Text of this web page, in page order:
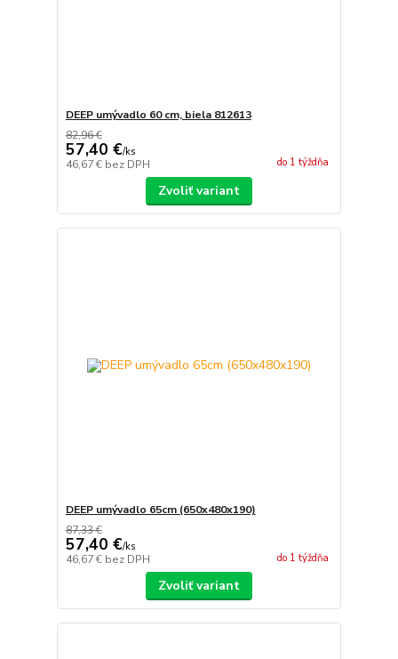
DEEP umývadlo 60 cm, biela 812613
82,96 €
57,40 €/ks
46,67 € bez DPH do 1 týždňa
Zvoliť variant
DEEP umývadlo 65cm (650x480x190)
87,33 €
57,40 €/ks
46,67 € bez DPH do 1 týždňa
Zvoliť variant